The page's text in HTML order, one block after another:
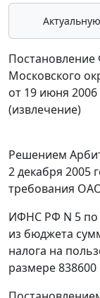
Постановление
Московского
от 19 июня
(извлечение)
Решением
2 декабря 2005
требования
ИФНС РФ N 5 по
из бюджета
налога на
размере 838600